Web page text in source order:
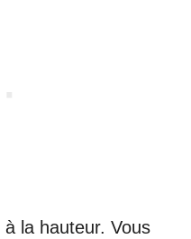
la hauteur. Vous